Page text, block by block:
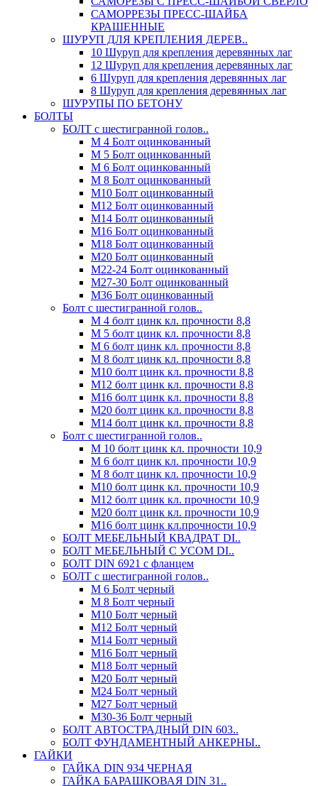
САМОРРЕЗЫ ПРЕСС-ШАЙБА
КРАШЕННЫЕ
ШУРУП ДЛЯ КРЕПЛЕНИЯ ДЕРЕВ..
10 Шуруп для крепления деревянных лаг
12 Шуруп для крепления деревянных лаг
6 Шуруп для крепления деревянных лаг
8 Шуруп для крепления деревянных лаг
ШУРУПЫ ПО БЕТОНУ
БОЛТЫ
БОЛТ с шестигранной голов..
М 4 Болт оцинкованный
М 5 Болт оцинкованный
М 6 Болт оцинкованный
М 8 Болт оцинкованный
М10 Болт оцинкованный
М12 Болт оцинкованный
М14 Болт оцинкованный
М16 Болт оцинкованный
М18 Болт оцинкованный
М20 Болт оцинкованный
М22-24 Болт оцинкованный
М27-30 Болт оцинкованный
М36 Болт оцинкованный
Болт с шестигранной голов..
М 4 болт цинк кл. прочности 8,8
М 5 болт цинк кл. прочности 8,8
М 6 болт цинк кл. прочности 8,8
М 8 болт цинк кл. прочности 8,8
М10 болт цинк кл. прочности 8,8
М12 болт цинк кл. прочности 8,8
М16 болт цинк кл. прочности 8,8
М20 болт цинк кл. прочности 8,8
М14 болт цинк кл. прочности 8,8
Болт с шестигранной голов..
М 10 болт цинк кл. прочности 10,9
М 6 болт цинк кл. прочности 10,9
М 8 болт цинк кл. прочности 10,9
М10 болт цинк кл. прочности 10,9
М12 болт цинк кл. прочности 10,9
М20 болт цинк кл. прочности 10,9
М16 болт цинк кл.прочности 10,9
БОЛТ МЕБЕЛЬНЫЙ КВАДРАТ DI..
БОЛТ МЕБЕЛЬНЫЙ С УСОМ DI..
БОЛТ DIN 6921 c фланцем
БОЛТ с шестигранной голов..
М 6 Болт черный
М 8 Болт черный
М10 Болт черный
М12 Болт черный
М14 Болт черный
М16 Болт черный
М18 Болт черный
М20 Болт черный
М24 Болт черный
М27 Болт черный
М30-36 Болт черный
БОЛТ АВТОСТРАДНЫЙ DIN 603..
БОЛТ ФУНДАМЕНТНЫЙ АНКЕРНЫ..
ГАЙКИ
ГАЙКА DIN 934 ЧЕРНАЯ
ГАЙКА БАРАШКОВАЯ DIN 31..